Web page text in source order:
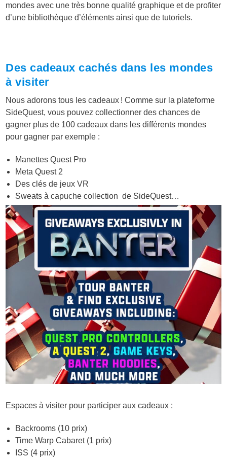
mondes avec une très bonne qualité graphique et de profiter
d’une bibliothèque d’éléments ainsi que de tutoriels.
Des cadeaux cachés dans les mondes
à visiter
Nous adorons tous les cadeaux ! Comme sur la plateforme
SideQuest, vous pouvez collectionner des chances de
gagner plus de 100 cadeaux dans les différents mondes
pour gagner par exemple :
Manettes Quest Pro
Meta Quest 2
Des clés de jeux VR
Sweats à capuche collection de SideQuest…
Espaces à visiter pour participer aux cadeaux :
Backrooms (10 prix)
Time Warp Cabaret (1 prix)
ISS (4 prix)